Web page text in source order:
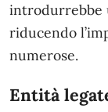
introdurrebbe
riducendo
numerose.
Entità